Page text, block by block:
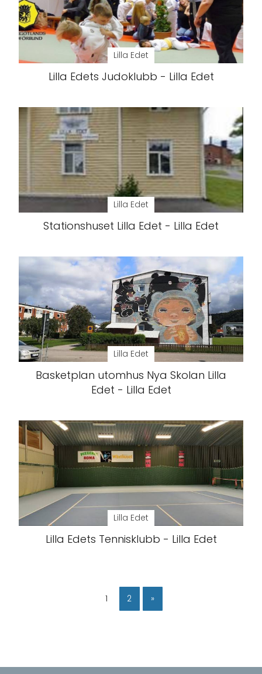
Lilla Edet
Lilla Edets Judoklubb - Lilla Edet
Lilla Edet
Stationshuset Lilla Edet - Lilla Edet
Lilla Edet
Basketplan utomhus Nya Skolan Lilla
Edet - Lilla Edet
Lilla Edet
Lilla Edets Tennisklubb - Lilla Edet
1 2 »